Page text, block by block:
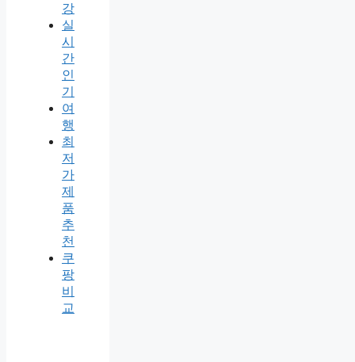
강
실
시
간
인
기
여
행
최
저
가
제
품
추
천
쿠
팡
비
교